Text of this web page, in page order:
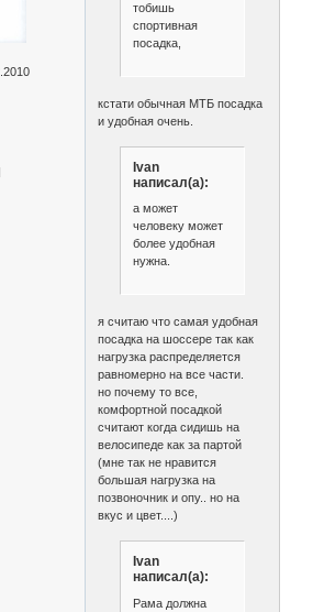
тобишь
спортивная
посадка,
кстати обычная МТБ посадка
и удобная очень.
Ivan
написал(а):
а может
человеку может
более удобная
нужна.
я считаю что самая удобная
посадка на шоссере так как
нагрузка распределяется
равномерно на все части.
но почему то все,
комфортной посадкой
считают когда сидишь на
велосипеде как за партой
(мне так не нравится
большая нагрузка на
позвоночник и опу.. но на
вкус и цвет....)
Ivan
написал(а):
Рама должна